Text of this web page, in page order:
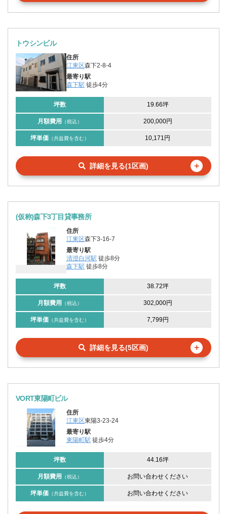
トウシンビル
住所
江東区森下2-8-4
最寄り駅
森下駅 徒歩4分
坪数 19.66坪
月額費用 （税込） 200,000円
坪単価 （共益費を含む） 10,171円
詳細を見る(1区画) ＋
(仮称)森下3丁目貸事務所
住所
江東区森下3-16-7
最寄り駅
清澄白河駅 徒歩8分
森下駅 徒歩8分
坪数 38.72坪
月額費用 （税込） 302,000円
坪単価 （共益費を含む） 7,799円
詳細を見る(5区画) ＋
VORT東陽町ビル
住所
江東区東陽3-23-24
最寄り駅
東陽町駅 徒歩4分
坪数 44.16坪
月額費用 （税込） お問い合わせください
坪単価 （共益費を含む） お問い合わせください